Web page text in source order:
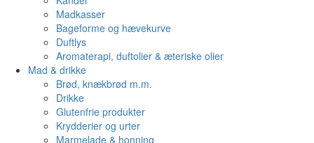
Madkasser
Bageforme og hævekurve
Duftlys
Aromaterapi, duftolier & æteriske olier
Mad & drikke
Brød, knækbrød m.m.
Drikke
Glutenfrie produkter
Krydderier og urter
Marmelade & honning